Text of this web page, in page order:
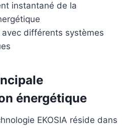
instantané de la
différents systèmes
énergétique
EKOSIA réside dans